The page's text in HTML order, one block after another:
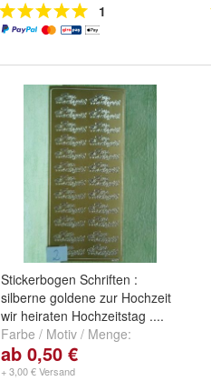
1
Stickerbogen Schriften :
silberne goldene zur Hochzeit
wir heiraten Hochzeitstag ....
Farbe / Motiv / Menge:
4B:2:3637 gold Zur Hochzeit
4B:3:3637 silber Zur Hochzeit
ab 0,50 €
+ 3,00 € Versand